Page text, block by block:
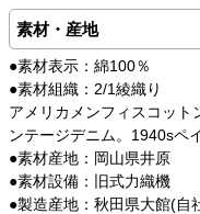
素材・産地
●素材表示：綿100％
●素材組織：2/1綾織り
アメリカメンフィスコット
ンテージデニム。1940sペ
●素材産地：岡山県井原
●素材設備：旧式力織機
●製造産地：秋田県大館(自